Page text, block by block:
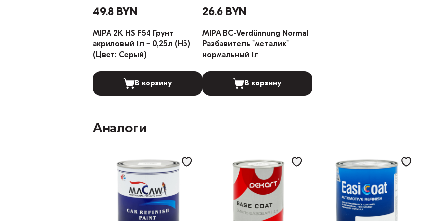
49.8 BYN
MIPA 2K HS F54 Грунт
акриловый 1л + 0,25л (H5)
(Цвет: Серый)
В корзину
26.6 BYN
MIPA BC-Verdünnung Normal
Разбавитель "металик"
нормальный 1л
В корзину
Аналоги